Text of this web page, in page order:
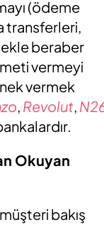
(ödeme
transferleri,
beraber
vermeyi
vermek
, Revolut,
Okuyan
bakış